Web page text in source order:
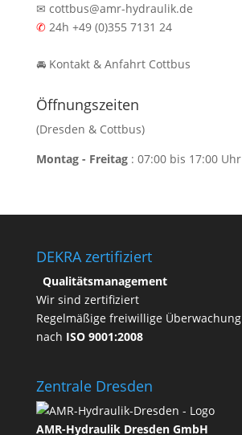
✉ cottbus@amr-hydraulik.de
✆24h +49 (0)355 7131 24
🚘 Kontakt & Anfahrt Cottbus
Öffnungszeiten
(Dresden & Cottbus)
Montag - Freitag: 07:00 bis 17:00 Uhr
DEKRA zertifiziert
Qualitätsmanagement
Wir sind zertifiziert
Regelmäßige freiwillige Überwachung
nach ISO 9001:2008
Zentrale Dresden
AMR-Hydraulik Dresden GmbH